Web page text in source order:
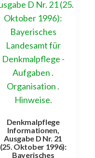
Denkmalpflege
Informationen,
Ausgabe D Nr. 21
(25. Oktober 1996):
Bayerisches